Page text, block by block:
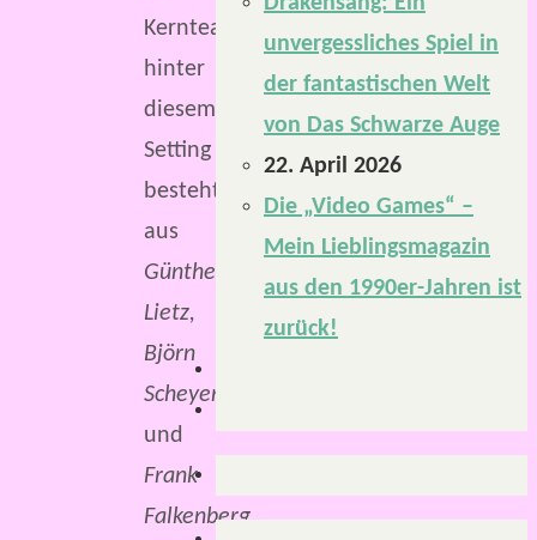
Kernteam
hinter
diesem
Setting
besteht
aus
Günther
Lietz,
Björn
Scheyer
und
Frank
Falkenberg.
unvergessliches Spiel in
der fantastischen Welt
von Das Schwarze Auge
22. April 2026
Die „Video Games“ –
Mein Lieblingsmagazin
aus den 1990er-Jahren ist
zurück!